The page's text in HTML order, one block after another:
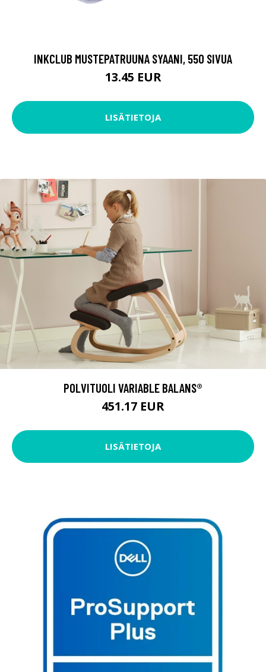
INKCLUB MUSTEPATRUUNA SYAANI, 550 SIVUA
13.45 EUR
LISÄTIETOJA
POLVITUOLI VARIABLE BALANS®
451.17 EUR
LISÄTIETOJA